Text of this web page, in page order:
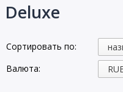
Deluxe
Сортировать по:
Валюта: